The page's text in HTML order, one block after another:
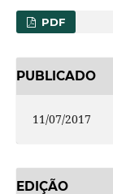
PDF
PUBLICADO
11/07/2017
EDIÇÃO